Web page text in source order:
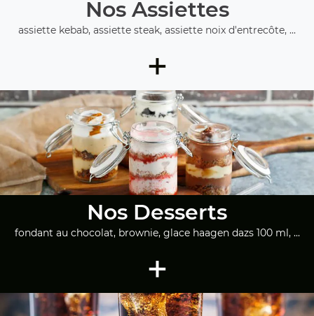
Nos Assiettes
assiette kebab, assiette steak, assiette noix d'entrecôte, ...
+
Nos Desserts
fondant au chocolat, brownie, glace haagen dazs 100 ml, ...
+